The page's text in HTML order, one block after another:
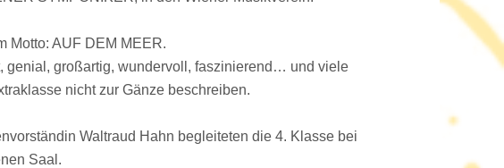
Motto: AUF DEM MEER.
genial, großartig, wundervoll, faszinierend… und viele
nicht zur Gänze beschreiben.
Waltraud Hahn begleiteten die 4. Klasse bei
Saal.